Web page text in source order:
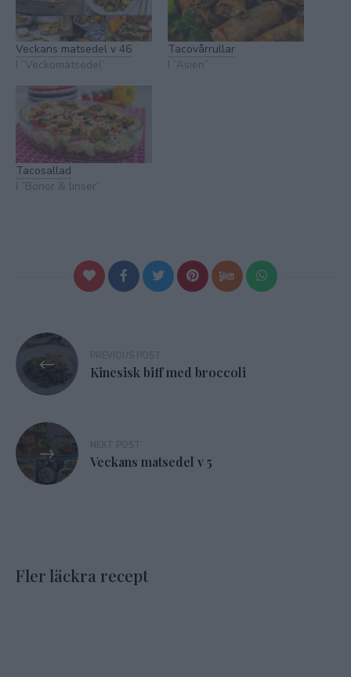
Veckans matsedel v 46
I ”Veckomatsedel”
Tacovårrullar
I ”Asien”
Tacosallad
I ”Bönor & linser”
Inläggsnavigering
Kinesisk biff med broccoli
Veckans matsedel v 5
Fler läckra recept